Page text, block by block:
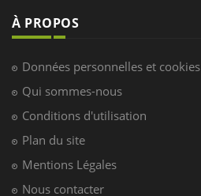
À PROPOS
Données personnelles et cookies
Qui sommes-nous
Conditions d'utilisation
Plan du site
Mentions Légales
Nous contacter